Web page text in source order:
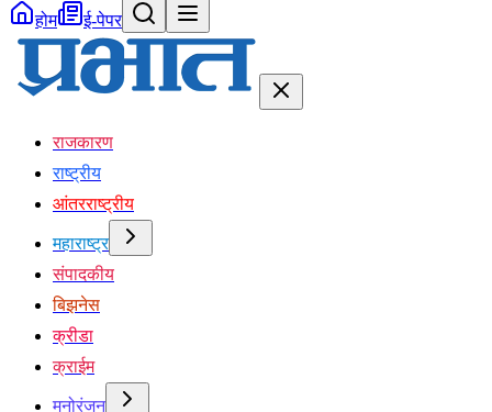
होम ई-पेपर
राजकारण
राष्ट्रीय
आंतरराष्ट्रीय
महाराष्ट्र
संपादकीय
बिझनेस
क्रीडा
क्राईम
मनोरंजन